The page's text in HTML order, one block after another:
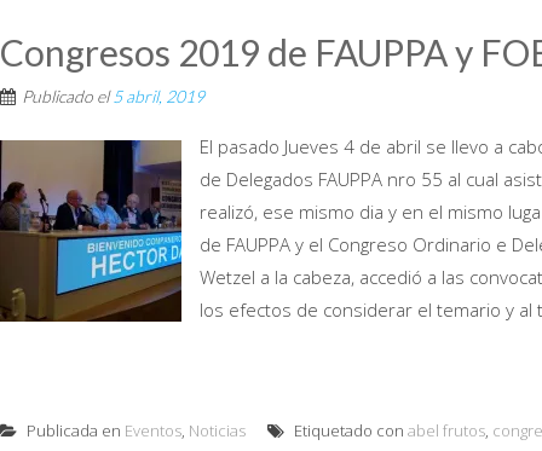
Congresos 2019 de FAUPPA y
Publicado el 5 abril, 2019
El pasado Jueves 4 de abril se llevo a
de Delegados FAUPPA nro 55 al cual
realizó, ese mismo dia y en el mismo
de FAUPPA y el Congreso Ordinario e
Wetzel a la cabeza, accedió a las
los efectos de considerar el temario y al
Publicada en Eventos, Noticias Etiquetado con abel frutos,